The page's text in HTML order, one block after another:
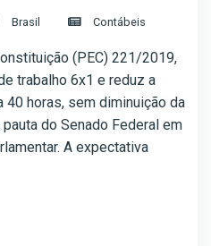
Brasil Contábeis
(PEC) 221/2019,
trabalho 6x1 e reduz a
40 horas, sem diminuição da
do Senado Federal em
A expectativa